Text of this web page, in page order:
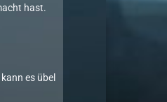
hast.
es übel